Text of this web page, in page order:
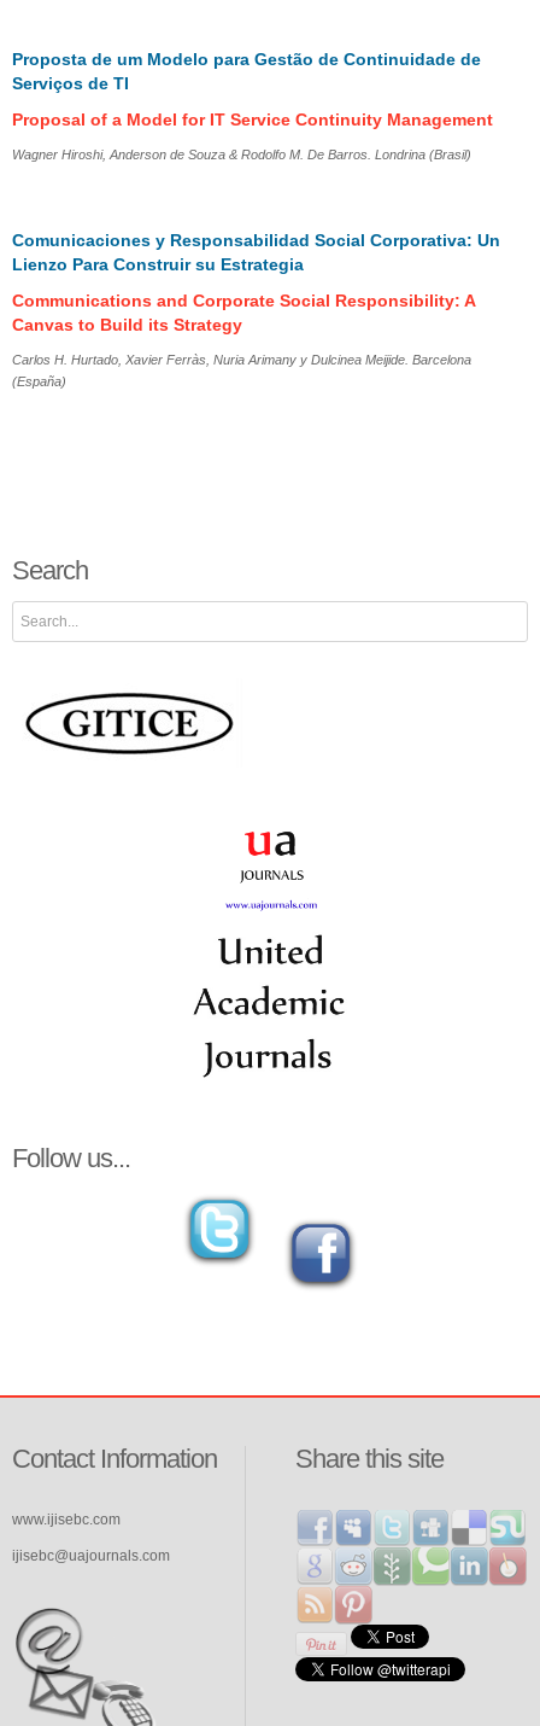
Proposta de um Modelo para Gestão de Continuidade de
Serviços de TI
Proposal of a Model for IT Service Continuity Management
Wagner Hiroshi, Anderson de Souza & Rodolfo M. De Barros. Londrina (Brasil)
Comunicaciones y Responsabilidad Social Corporativa: Un
Lienzo Para Construir su Estrategia
Communications and Corporate Social Responsibility: A
Canvas to Build its Strategy
Carlos H. Hurtado, Xavier Ferràs, Nuria Arimany y Dulcinea Meijide. Barcelona
(España)
Search
Search
Follow us...
Share this site
Contact Information
www.ijisebc.com
ijisebc@uajournals.com